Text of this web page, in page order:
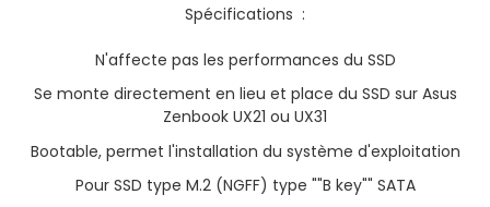
Spécifications :
N'affecte pas les performances du SSD
Se monte directement en lieu et place du SSD sur Asus
Zenbook UX21 ou UX31
Bootable, permet l'installation du système d'exploitation
Pour SSD type M.2 (NGFF) type ""B key"" SATA